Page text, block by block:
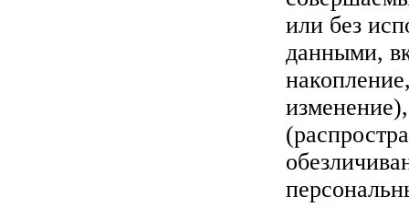
или без
данными,